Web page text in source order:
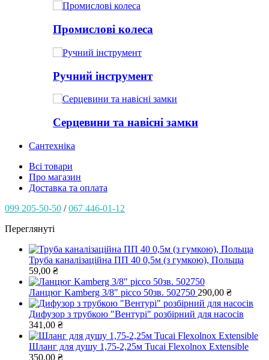
Промислові колеса
Ручний інструмент
Серцевини та навісні замки
Сантехніка
Всі товари
Про магазин
Доставка та оплата
099 205-50-50 /067 446-01-12
Переглянуті
Труба каналізаційна ПП 40 0,5м (з гумкою), Польща
59,00 ₴
Ланцюг Kamberg 3/8" picco 50зв. 502750 290,00 ₴
Дифузор з трубкою "Вентурі" розбірний для насосів
341,00 ₴
Шланг для душу 1,75-2,25м Tucai Flexolnox Extensible
350,00 ₴